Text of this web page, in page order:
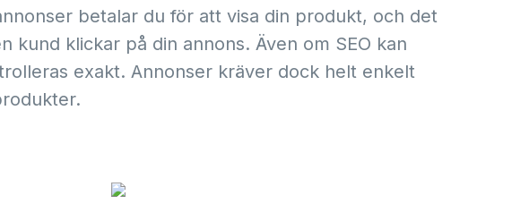
betalar du för att visa din produkt, och det
kund klickar på din annons. Även om SEO kan
exakt. Annonser kräver dock helt enkelt